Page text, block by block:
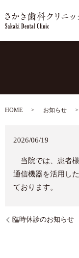
HOME お知らせ
2026/06/19
当院では、患者
通信機器を活用し
ております。
臨時休診のお知らせ